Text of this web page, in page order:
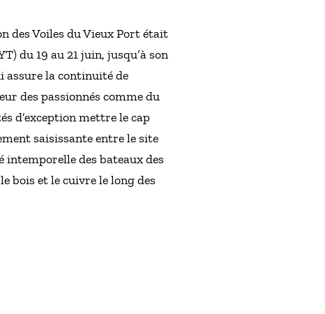
des Voiles du Vieux Port était
du 19 au 21 juin, jusqu’à son
assure la continuité de
des passionnés comme du
d’exception mettre le cap
saisissante entre le site
intemporelle des bateaux des
bois et le cuivre le long des